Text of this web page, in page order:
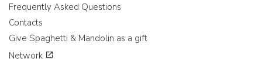
Frequently Asked Questions
Contacts
Give Spaghetti & Mandolin as a gift
Network